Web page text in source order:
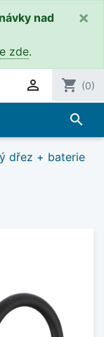
nad
zde.
×
 shopping_cart (0)
search
dřez + baterie